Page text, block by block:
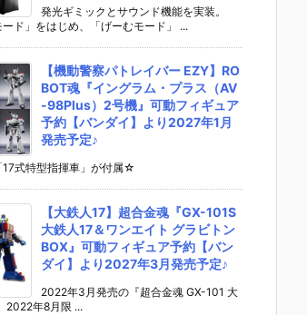
発光ギミックとサウンド機能を実装。
ード」をはじめ、「げーむモード」 ...
【機動警察パトレイバー EZY】RO
BOT魂『イングラム・プラス（AV
-98Plus）2号機』可動フィギュア
予約【バンダイ】より2027年1月
発売予定♪
17式特型指揮車」が付属☆
【大鉄人17】超合金魂『GX-101S
大鉄人17＆ワンエイト グラビトン
BOX』可動フィギュア予約【バン
ダイ】より2027年3月発売予定♪
2022年3月発売の『超合金魂 GX-101 大
2022年8月限 ...